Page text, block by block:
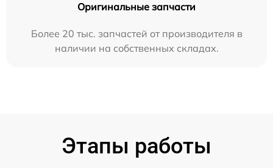
Оригинальные запчасти
Более 20 тыс. запчастей от производителя в
наличии на собственных складах.
Этапы работы